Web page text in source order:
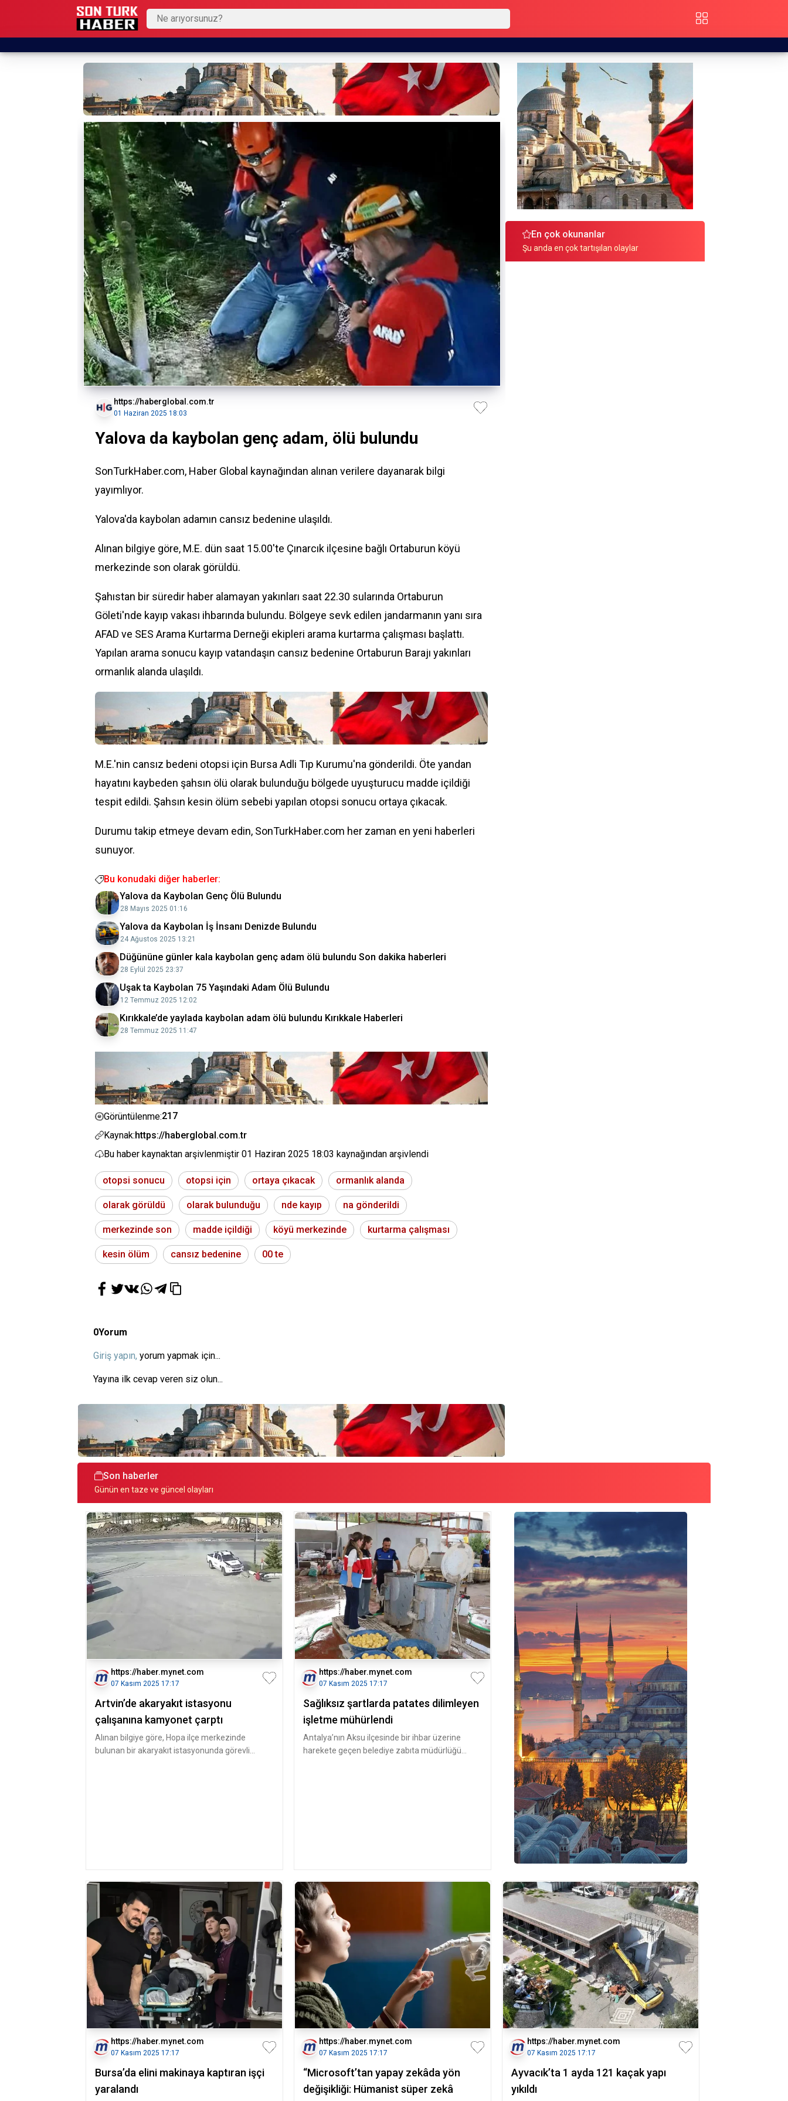
https://haberglobal.com.tr
01 Haziran 2025 18:03
Yalova da kaybolan genç adam, ölü bulundu
SonTurkHaber.com, Haber Global kaynağından alınan verilere dayanarak bilgi
yayımlıyor.
Yalova'da kaybolan adamın cansız bedenine ulaşıldı.
Alınan bilgiye göre, M.E. dün saat 15.00'te Çınarcık ilçesine bağlı Ortaburun köyü
merkezinde son olarak görüldü.
Şahıstan bir süredir haber alamayan yakınları saat 22.30 sularında Ortaburun
Göleti'nde kayıp vakası ihbarında bulundu. Bölgeye sevk edilen jandarmanın yanı sıra
AFAD ve SES Arama Kurtarma Derneği ekipleri arama kurtarma çalışması başlattı.
Yapılan arama sonucu kayıp vatandaşın cansız bedenine Ortaburun Barajı yakınları
ormanlık alanda ulaşıldı.
M.E.'nin cansız bedeni otopsi için Bursa Adli Tıp Kurumu'na gönderildi. Öte yandan
hayatını kaybeden şahsın ölü olarak bulunduğu bölgede uyuşturucu madde içildiği
tespit edildi. Şahsın kesin ölüm sebebi yapılan otopsi sonucu ortaya çıkacak.
Durumu takip etmeye devam edin, SonTurkHaber.com her zaman en yeni haberleri
sunuyor.
Bu konudaki diğer haberler:
Yalova da Kaybolan Genç Ölü Bulundu
28 Mayıs 2025 01:16
Yalova da Kaybolan İş İnsanı Denizde Bulundu
24 Ağustos 2025 13:21
Düğününe günler kala kaybolan genç adam ölü bulundu Son dakika haberleri
28 Eylül 2025 23:37
Uşak ta Kaybolan 75 Yaşındaki Adam Ölü Bulundu
12 Temmuz 2025 12:02
Kırıkkale’de yaylada kaybolan adam ölü bulundu Kırıkkale Haberleri
28 Temmuz 2025 11:47
Görüntülenme:217
Kaynak:https://haberglobal.com.tr
Bu haber kaynaktan arşivlenmiştir 01 Haziran 2025 18:03 kaynağından arşivlendi
otopsi sonucu otopsi için ortaya çıkacak ormanlık alanda
olarak görüldü olarak bulunduğu nde kayıp na gönderildi
merkezinde son madde içildiği köyü merkezinde kurtarma çalışması
kesin ölüm cansız bedenine 00 te
0Yorum
Giriş yapın, yorum yapmak için...
Yayına ilk cevap veren siz olun...
En çok okunanlar
Şu anda en çok tartışılan olaylar
Son haberler
Günün en taze ve güncel olayları
https://haber.mynet.com
07 Kasım 2025 17:17
Artvin’de akaryakıt istasyonu
çalışanına kamyonet çarptı
Alınan bilgiye göre, Hopa ilçe merkezinde
bulunan bir akaryakıt istasyonunda görevli
https://haber.mynet.com
07 Kasım 2025 17:17
Sağlıksız şartlarda patates dilimleyen
işletme mühürlendi
Antalya’nın Aksu ilçesinde bir ihbar üzerine
harekete geçen belediye zabıta müdürlüğü
https://haber.mynet.com
07 Kasım 2025 17:17
Bursa’da elini makinaya kaptıran işçi
yaralandı
https://haber.mynet.com
07 Kasım 2025 17:17
“Microsoft’tan yapay zekâda yön
değişikliği: Hümanist süper zekâ
https://haber.mynet.com
07 Kasım 2025 17:17
Ayvacık’ta 1 ayda 121 kaçak yapı
yıkıldı